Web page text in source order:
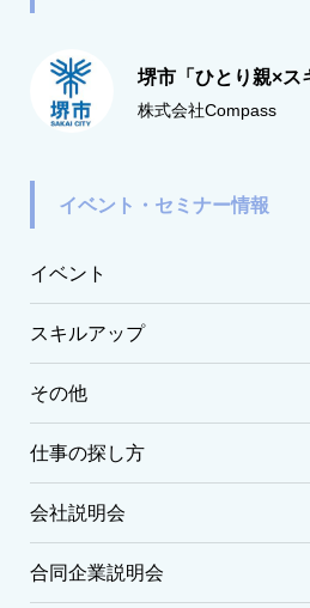
堺市「ひとり親×ス
株式会社Compass
イベント・セミナー情報
イベント
スキルアップ
その他
仕事の探し方
会社説明会
合同企業説明会